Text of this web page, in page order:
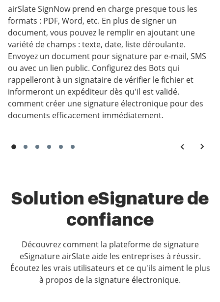
airSlate SignNow prend en charge presque tous les
formats : PDF, Word, etc. En plus de signer un
document, vous pouvez le remplir en ajoutant une
variété de champs : texte, date, liste déroulante.
Envoyez un document pour signature par e-mail, SMS
ou avec un lien public. Configurez des Bots qui
rappelleront à un signataire de vérifier le fichier et
informeront un expéditeur dès qu'il est validé.
comment créer une signature électronique pour des
documents efficacement immédiatement.
Solution eSignature de
confiance
Découvrez comment la plateforme de signature
eSignature airSlate aide les entreprises à réussir.
Écoutez les vrais utilisateurs et ce qu'ils aiment le plus
à propos de la signature électronique.